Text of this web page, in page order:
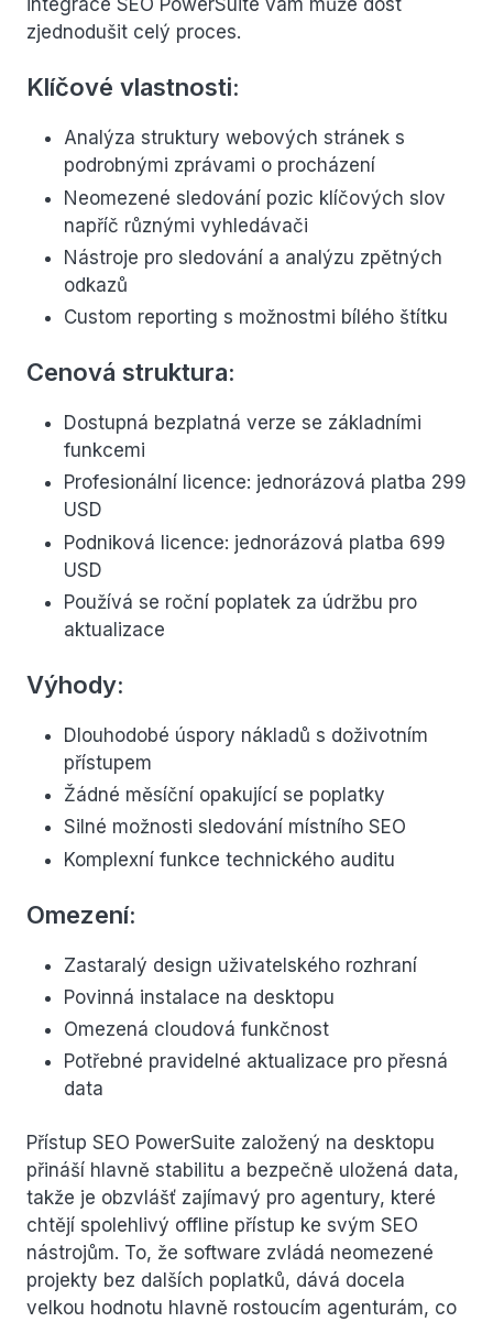
integrace SEO PowerSuite vám může dost
zjednodušit celý proces.
Klíčové vlastnosti:
Analýza struktury webových stránek s
podrobnými zprávami o procházení
Neomezené sledování pozic klíčových slov
napříč různými vyhledávači
Nástroje pro sledování a analýzu zpětných
odkazů
Custom reporting s možnostmi bílého štítku
Cenová struktura:
Dostupná bezplatná verze se základními
funkcemi
Profesionální licence: jednorázová platba 299
USD
Podniková licence: jednorázová platba 699
USD
Používá se roční poplatek za údržbu pro
aktualizace
Výhody:
Dlouhodobé úspory nákladů s doživotním
přístupem
Žádné měsíční opakující se poplatky
Silné možnosti sledování místního SEO
Komplexní funkce technického auditu
Omezení:
Zastaralý design uživatelského rozhraní
Povinná instalace na desktopu
Omezená cloudová funkčnost
Potřebné pravidelné aktualizace pro přesná
data
Přístup SEO PowerSuite založený na desktopu
přináší hlavně stabilitu a bezpečně uložená data,
takže je obzvlášť zajímavý pro agentury, které
chtějí spolehlivý offline přístup ke svým SEO
nástrojům. To, že software zvládá neomezené
projekty bez dalších poplatků, dává docela
velkou hodnotu hlavně rostoucím agenturám, co